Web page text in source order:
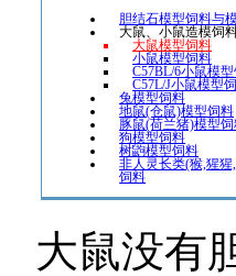
胆结石模型饲料与
大鼠、小鼠造模饲
大鼠模型饲料
小鼠模型饲料
C57BL/6小鼠模
C57L/J小鼠模型
兔模型饲料
地鼠(仓鼠)模型饲料
豚鼠(荷兰猪)模型
狗模型饲料
树鼩模型饲料
非人灵长类(猴,猩猩
饲料
大鼠没有